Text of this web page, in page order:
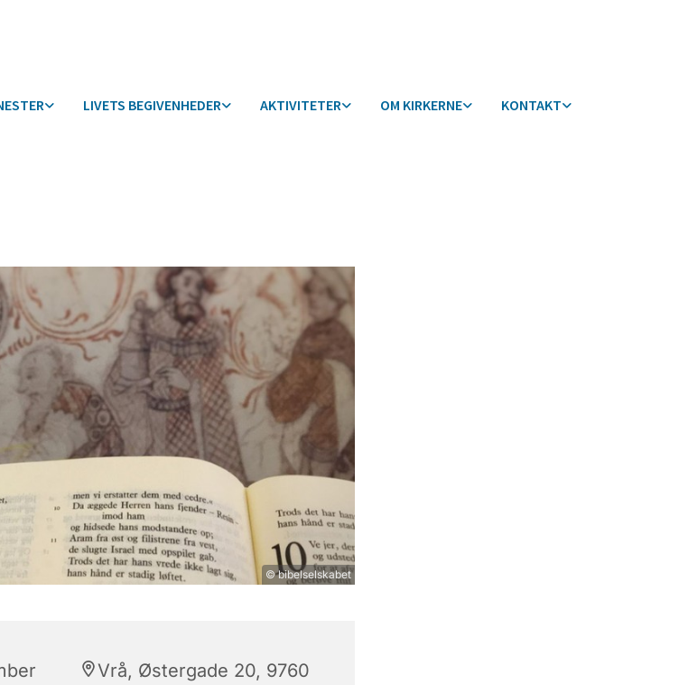
LIVETS BEGIVENHEDER AKTIVITETER OM KIRKERNE KONTAKT
© bibelselskabet
Vrå, Østergade 20, 9760